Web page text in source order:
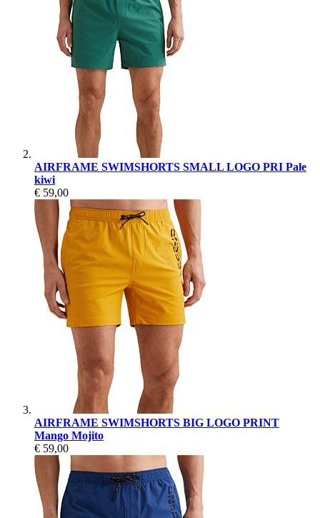
AIRFRAME SWIMSHORTS SMALL LOGO PRI Pale
kiwi
€ 59,00
AIRFRAME SWIMSHORTS BIG LOGO PRINT
Mango Mojito
€ 59,00